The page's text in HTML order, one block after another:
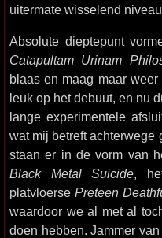
uitermate wisselend
Absolute dieptepunt
Catapultam Urinam
blaas en maag maar
leuk op het debuut, en nu
lange experimentele
wat mij betreft achterwege
staan er in de vorm van
Black Metal Suicide,
platvloerse Preteen
waardoor we al met al
doen hebben. Jammer